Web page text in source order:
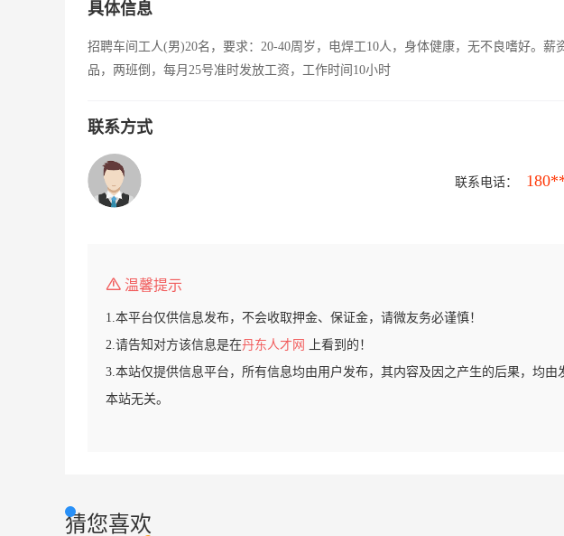
具体信息
招聘车间工人(男)20名，要求：20-40周岁，电焊工10人，身体健康，无不良嗜好。薪
品，两班倒，每月25号准时发放工资，工作时间10小时
联系方式
联系电话：
温馨提示
1.本平台仅供信息发布，不会收取押金、保证金，请微友务必谨慎！
2.请告知对方该信息是在丹东人才网
上看到的！
3.本站仅提供信息平台，所有信息均由用户发布，其内容及因之产生的后果，均由
本站无关。
猜您喜欢